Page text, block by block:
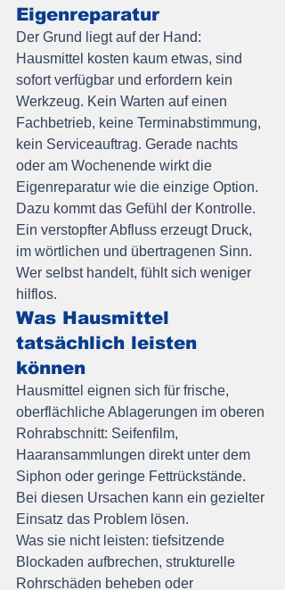
Eigenreparatur
Der Grund liegt auf der Hand:
Hausmittel kosten kaum etwas, sind
sofort verfügbar und erfordern kein
Werkzeug. Kein Warten auf einen
Fachbetrieb, keine Terminabstimmung,
kein Serviceauftrag. Gerade nachts
oder am Wochenende wirkt die
Eigenreparatur wie die einzige Option.
Dazu kommt das Gefühl der Kontrolle.
Ein verstopfter Abfluss erzeugt Druck,
im wörtlichen und übertragenen Sinn.
Wer selbst handelt, fühlt sich weniger
hilflos.
Was Hausmittel
tatsächlich leisten
können
Hausmittel eignen sich für frische,
oberflächliche Ablagerungen im oberen
Rohrabschnitt: Seifenfilm,
Haaransammlungen direkt unter dem
Siphon oder geringe Fettrückstände.
Bei diesen Ursachen kann ein gezielter
Einsatz das Problem lösen.
Was sie nicht leisten: tiefsitzende
Blockaden aufbrechen, strukturelle
Rohrschäden beheben oder